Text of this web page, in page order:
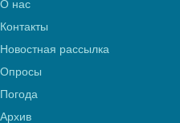
О нас
Контакты
Новостная рассылка
Опросы
Погода
Архив